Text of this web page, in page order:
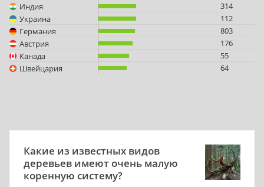
Индия
314
Украина
112
Германия
803
Австрия
176
Канада
55
Швейцария
64
Какие из известных видов
деревьев имеют очень малую
коренную систему?